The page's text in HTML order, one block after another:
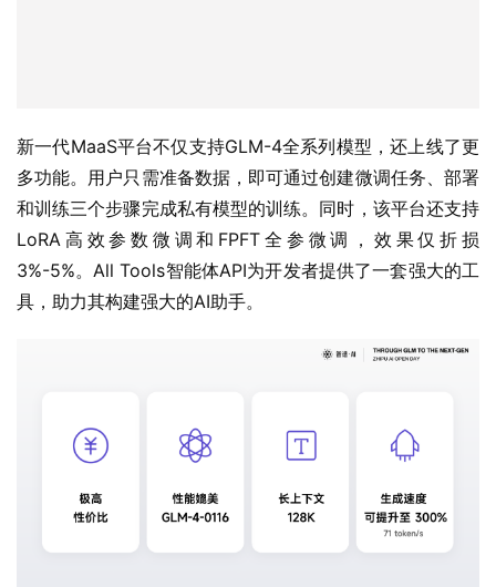
新一代MaaS平台不仅支持GLM-4全系列模型，还上线了更
多功能。用户只需准备数据，即可通过创建微调任务、部署
和训练三个步骤完成私有模型的训练。同时，该平台还支持
LoRA高效参数微调和FPFT全参微调，效果仅折损
3%-5%。All Tools智能体API为开发者提供了一套强大的工
具，助力其构建强大的AI助手。